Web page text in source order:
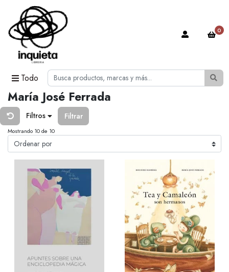
Todo
0
María José Ferrada
Filtros Filtrar
Mostrando 10 de 10